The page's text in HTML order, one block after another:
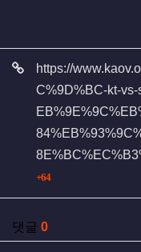
관련자료
https://
C%9D%BC-kt-
64회 연결
댓글 0